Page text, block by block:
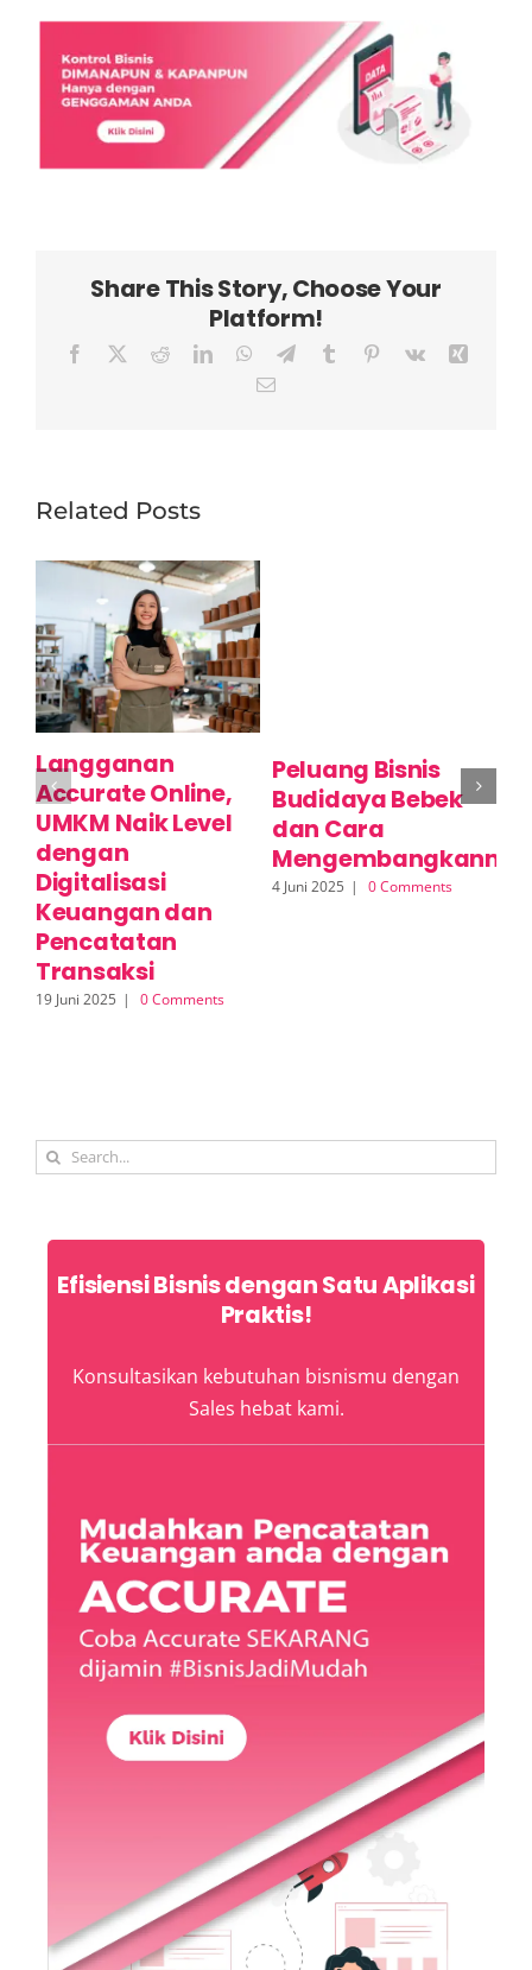
Share This Story, Choose Your
Platform!
Facebook RedditLinkedInWhatsApp
TelegramTumblr Pinterest
Vk
Email
Related Posts
Langganan
Accurate Online,
UMKM Naik Level
dengan
Digitalisasi
Keuangan dan
Pencatatan
Transaksi
19 Juni 2025 | 0 Comments
Peluang Bisnis
Budidaya Bebek
dan Cara
Mengembangkannya
4 Juni 2025 | 0 Comments
Search
Efisiensi Bisnis dengan Satu Aplikasi
Praktis!
Konsultasikan kebutuhan bisnismu dengan
Sales hebat kami.